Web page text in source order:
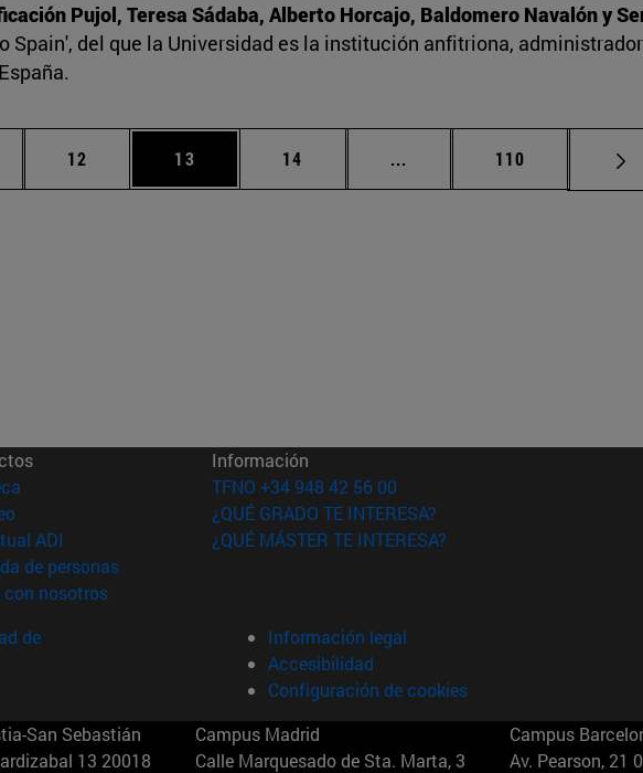
Pujol, Teresa Sádaba, Alberto Horcajo, Baldomero Navalón y
Spain', del que la Universidad es la institución anfitriona,
intermedias Use TAB para desplazarse.
Página
12 Página
13 Página
14 ... Páginas intermedias Use
Página
110
(abre en nueva ventana)
(abre en nueva ventana)
ADI (abre en nueva ventana)
de personas(abre en nueva ventana)
con nosotros(abre en nueva ventana)
Información
TFNO +34 948 42 56 00
¿QUÉ GRADO TE INTERESA?
¿QUÉ MÁSTER TE INTERESA?
de
Información legal
Accesibilidad
Configuración de cookies
San Sebastián
13 20018
Campus Madrid
Calle Marquesado de Sta. Marta, 3
Campus
Av. Pearson, 21